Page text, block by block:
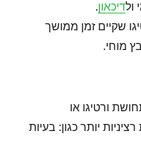
ולדיכאון.
שקיים זמן ממושך
מוחי.
ורטיגו או
יותר כגון: בעיות